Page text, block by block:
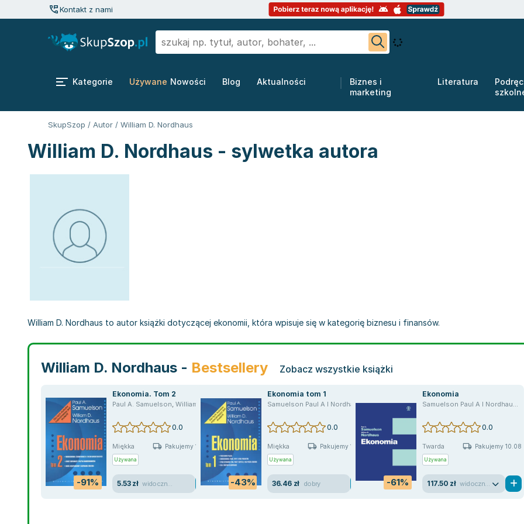
Kontakt z nami
Kategorie Używane Nowości Blog Aktualności
Biznes i
marketing
Literatura
SkupSzop / Autor / William D. Nordhaus
William D. Nordhaus - sylwetka autora
William D. Nordhaus to autor książki dotyczącej ekonomii, która wpisuje się w kategorię biznesu i finansów.
William D. Nordhaus - Bestsellery Zobacz wszystkie książki
-91%
Ekonomia. Tom 2
Paul A. Samuelson, William D. Nordhaus
0.0
Miękka Pakujemy 10.08
Używana
5.53 zł -43%
Ekonomia tom 1
Samuelson Paul A I Nordhaus William D ,William D. Nordhaus ,Paul A. Samuelson
0.0
Miękka Pakujemy 10.08
Używana
36.46 zł dobry -61%
Ekonomia
Samuelson Paul A I Nordhaus William D
0.0
Twarda Pakujemy 10.08
Używana
117.50 zł